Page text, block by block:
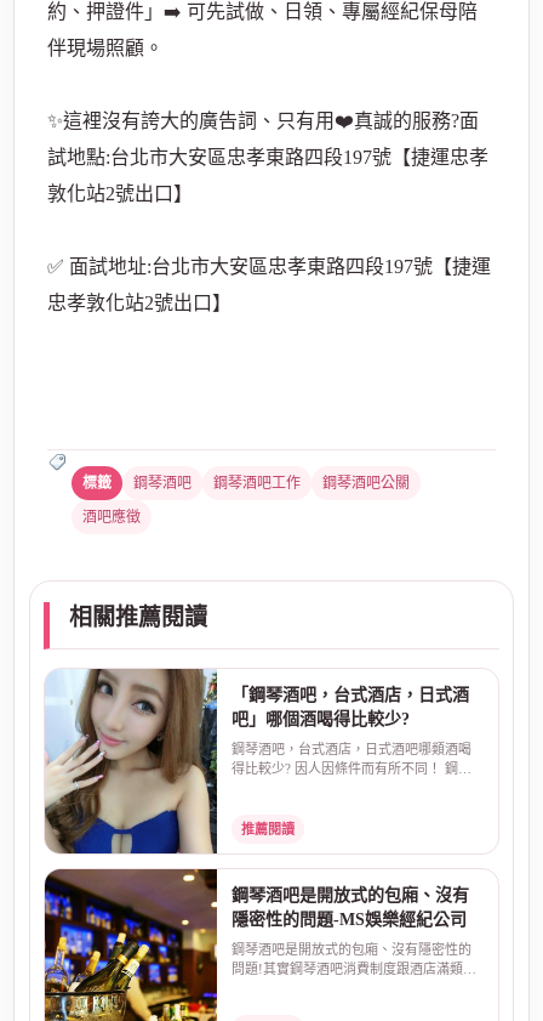
約、押證件」➡️ 可先試做、日領、專屬經紀保母陪
伴現場照顧。
✨這裡沒有誇大的廣告詞、只有用❤️真誠的服務?面
試地點:台北市大安區忠孝東路四段197號【捷運忠孝
敦化站2號出口】
✅ 面試地址:台北市大安區忠孝東路四段197號【捷運
忠孝敦化站2號出口】
鋼琴酒吧 鋼琴酒吧工作
鋼琴酒吧公關
酒吧應徵
相關推薦閱讀
「鋼琴酒吧，台式酒店，日式酒
吧」哪個酒喝得比較少?
鋼琴酒吧，台式酒店，日式酒吧哪類酒喝
得比較少? 因人因條件而有所不同！ 鋼琴
推薦閱讀
鋼琴酒吧是開放式的包廂、沒有
隱密性的問題-MS娛樂經紀公司
鋼琴酒吧是開放式的包廂、沒有隱密性的
問題!其實鋼琴酒吧消費制度跟酒店滿類似